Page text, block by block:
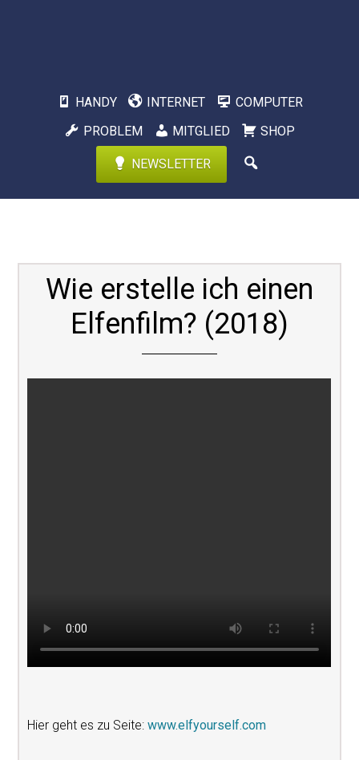
HANDY INTERNET
COMPUTER
PROBLEM
MITGLIED SHOP
NEWSLETTER
Wie erstelle ich einen
Elfenfilm? (2018)
Hier geht es zu Seite:www.elfyourself.com